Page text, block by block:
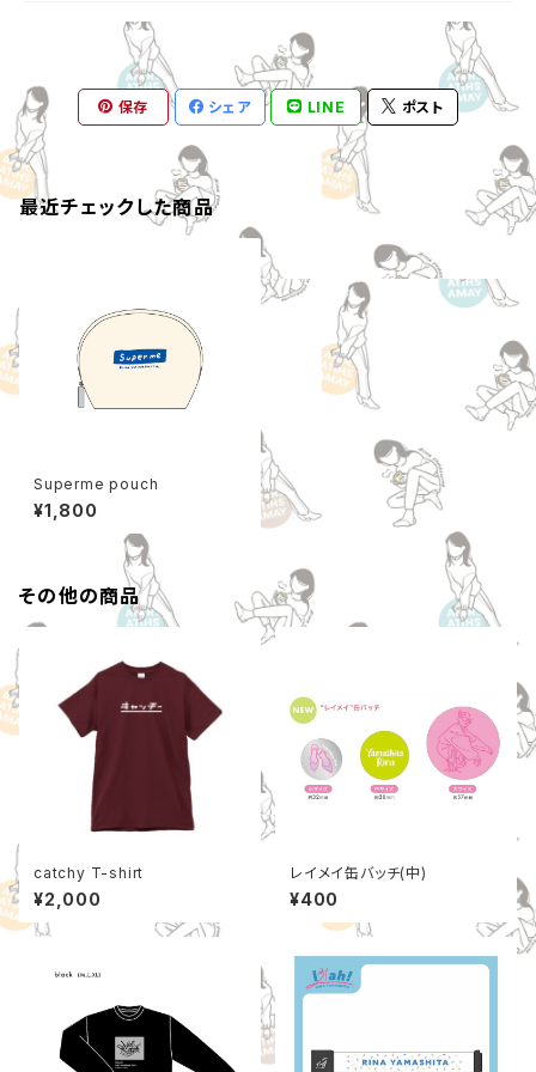
保存 シェア LINE ポスト
最近チェックした商品
Superme pouch
¥1,800
その他の商品
catchy T-shirt
¥2,000
レイメイ缶バッチ(中)
¥400